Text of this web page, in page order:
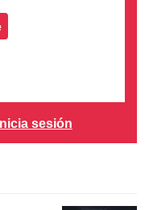
sesión